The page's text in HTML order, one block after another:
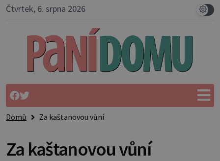
Čtvrtek, 6. srpna 2026
Domů Za kaštanovou vůní
Za kaštanovou vůní